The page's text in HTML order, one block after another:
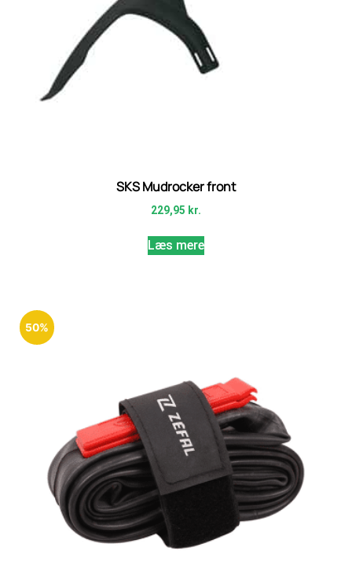
SKS Mudrocker front
229,95 kr.
Læs mere
50%